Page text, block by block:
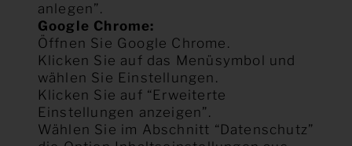
anlegen”.
Google Chrome:
Öffnen Sie Google Chrome.
Klicken Sie auf das Menüsymbol und
wählen Sie Einstellungen.
Klicken Sie auf “Erweiterte
Einstellungen anzeigen”.
Wählen Sie im Abschnitt “Datenschutz”